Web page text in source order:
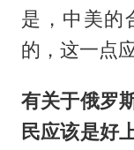
是，中美的
的，这一点
有关于俄罗
民应该是好